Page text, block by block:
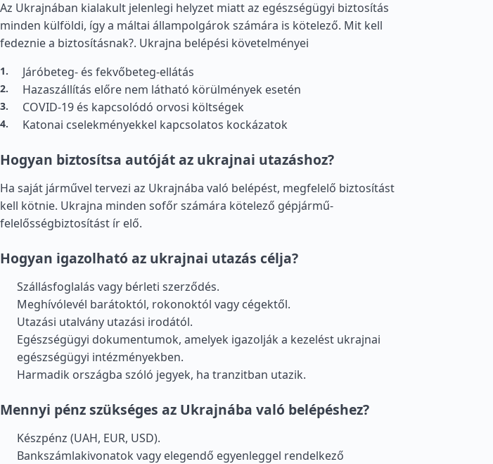
Az Ukrajnában kialakult jelenlegi helyzet miatt az egészségügyi biztosítás
minden külföldi, így a máltai állampolgárok számára is kötelező. Mit kell
fedeznie a biztosításnak?. Ukrajna belépési követelményei
Járóbeteg- és fekvőbeteg-ellátás
Hazaszállítás előre nem látható körülmények esetén
COVID-19 és kapcsolódó orvosi költségek
Katonai cselekményekkel kapcsolatos kockázatok
Hogyan biztosítsa autóját az ukrajnai utazáshoz?
Ha saját járművel tervezi az Ukrajnába való belépést, megfelelő biztosítást
kell kötnie. Ukrajna minden sofőr számára kötelező gépjármű-
felelősségbiztosítást ír elő.
Hogyan igazolható az ukrajnai utazás célja?
Szállásfoglalás vagy bérleti szerződés.
Meghívólevél barátoktól, rokonoktól vagy cégektől.
Utazási utalvány utazási irodától.
Egészségügyi dokumentumok, amelyek igazolják a kezelést ukrajnai
egészségügyi intézményekben.
Harmadik országba szóló jegyek, ha tranzitban utazik.
Mennyi pénz szükséges az Ukrajnába való belépéshez?
Készpénz (UAH, EUR, USD).
Bankszámlakivonatok vagy elegendő egyenleggel rendelkező